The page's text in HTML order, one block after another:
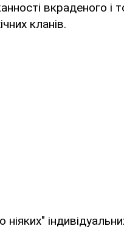
вкраденого
кланів.